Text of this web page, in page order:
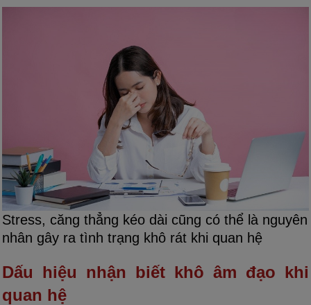
Stress, căng thẳng kéo dài cũng có thể là nguyên
nhân gây ra tình trạng khô rát khi quan hệ
Dấu hiệu nhận biết khô âm đạo khi
quan hệ